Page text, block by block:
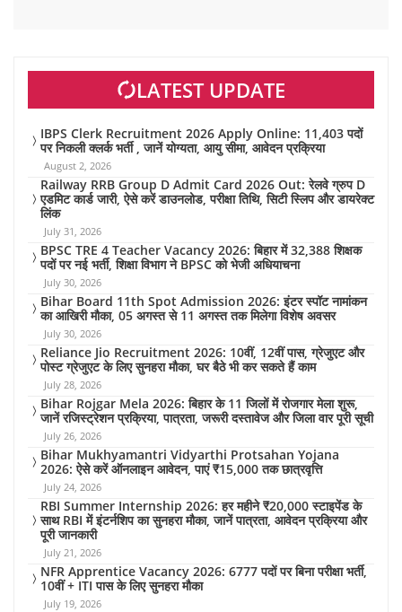
LATEST UPDATE
IBPS Clerk Recruitment 2026 Apply Online: 11,403 पदों
पर निकली क्लर्क भर्ती , जानें योग्यता, आयु सीमा, आवेदन प्रक्रिया
August 2, 2026
Railway RRB Group D Admit Card 2026 Out: रेलवे ग्रुप D
एडमिट कार्ड जारी, ऐसे करें डाउनलोड, परीक्षा तिथि, सिटी स्लिप और डायरेक्ट
लिंक
July 31, 2026
BPSC TRE 4 Teacher Vacancy 2026: बिहार में 32,388 शिक्षक
पदों पर नई भर्ती, शिक्षा विभाग ने BPSC को भेजी अधियाचना
July 30, 2026
Bihar Board 11th Spot Admission 2026: इंटर स्पॉट नामांकन
का आखिरी मौका, 05 अगस्त से 11 अगस्त तक मिलेगा विशेष अवसर
July 30, 2026
Reliance Jio Recruitment 2026: 10वीं, 12वीं पास, ग्रेजुएट और
पोस्ट ग्रेजुएट के लिए सुनहरा मौका, घर बैठे भी कर सकते हैं काम
July 28, 2026
Bihar Rojgar Mela 2026: बिहार के 11 जिलों में रोजगार मेला शुरू,
जानें रजिस्ट्रेशन प्रक्रिया, पात्रता, जरूरी दस्तावेज और जिला वार पूरी सूची
July 26, 2026
Bihar Mukhyamantri Vidyarthi Protsahan Yojana
2026: ऐसे करें ऑनलाइन आवेदन, पाएं ₹15,000 तक छात्रवृत्ति
July 24, 2026
RBI Summer Internship 2026: हर महीने ₹20,000 स्टाइपेंड के
साथ RBI में इंटर्नशिप का सुनहरा मौका, जानें पात्रता, आवेदन प्रक्रिया और
पूरी जानकारी
July 21, 2026
NFR Apprentice Vacancy 2026: 6777 पदों पर बिना परीक्षा भर्ती,
10वीं + ITI पास के लिए सुनहरा मौका
July 19, 2026